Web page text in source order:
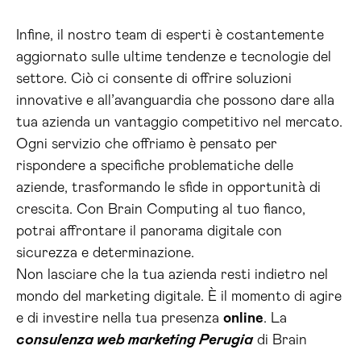
Infine, il nostro team di esperti è costantemente
aggiornato sulle ultime tendenze e tecnologie del
settore. Ciò ci consente di offrire soluzioni
innovative e all’avanguardia che possono dare alla
tua azienda un vantaggio competitivo nel mercato.
Ogni servizio che offriamo è pensato per
rispondere a specifiche problematiche delle
aziende, trasformando le sfide in opportunità di
crescita. Con Brain Computing al tuo fianco,
potrai affrontare il panorama digitale con
sicurezza e determinazione.
Non lasciare che la tua azienda resti indietro nel
mondo del marketing digitale. È il momento di agire
e di investire nella tua presenza online. La
consulenza web marketing Perugiadi Brain